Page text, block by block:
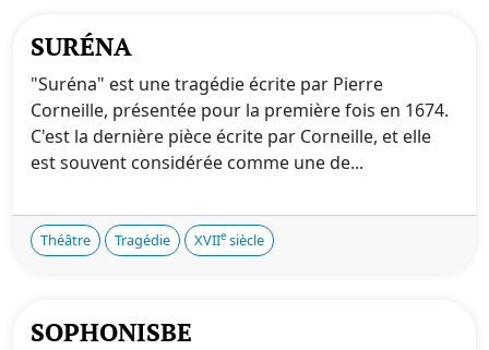
SURÉNA
"Suréna" est une tragédie écrite par Pierre
Corneille, présentée pour la première fois en 1674.
C'est la dernière pièce écrite par Corneille, et elle
est souvent considérée comme une de...
Théâtre Tragédie XVIIe siècle
SOPHONISBE